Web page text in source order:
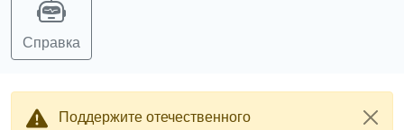
Справка
Поддержите отечественного